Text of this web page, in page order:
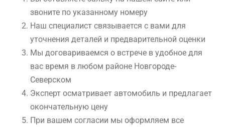
звоните по указанному номеру
Наш специалист связывается с вами для
уточнения деталей и предварительной оценки
Мы договариваемся о встрече в удобное для
вас время в любом районе Новгороде-
Северском
Эксперт осматривает автомобиль и предлагает
окончательную цену
При вашем согласии мы оформляем все